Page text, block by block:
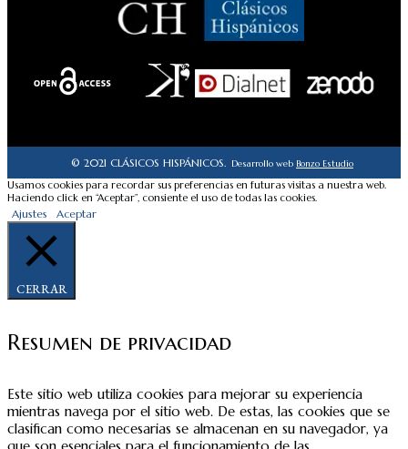
© 2021 CLÁSICOS HISPÁNICOS. Desarrollo web Bonzo Estudio
Usamos cookies para recordar sus preferencias en futuras visitas a nuestra web.
Haciendo click en “Aceptar”, consiente el uso de todas las cookies.
Ajustes Aceptar
CERRAR
Resumen de privacidad
Este sitio web utiliza cookies para mejorar su experiencia
mientras navega por el sitio web. De estas, las cookies que se
clasifican como necesarias se almacenan en su navegador, ya